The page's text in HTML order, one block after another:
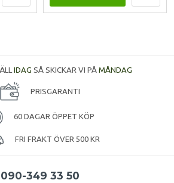
IDAG SÅ SKICKAR VI PÅ MÅNDAG
PRISGARANTI
60 DAGAR ÖPPET KÖP
FRI FRAKT ÖVER 500 KR
090-349 33 50